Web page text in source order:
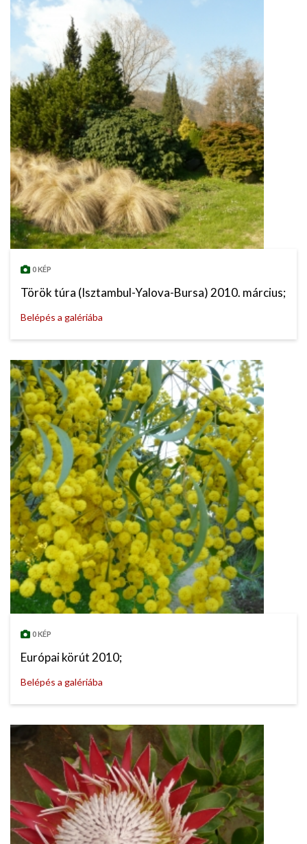
0 KÉP
Török túra (Isztambul-Yalova-Bursa) 2010. március;
Belépés a galériába
0 KÉP
Európai körút 2010;
Belépés a galériába